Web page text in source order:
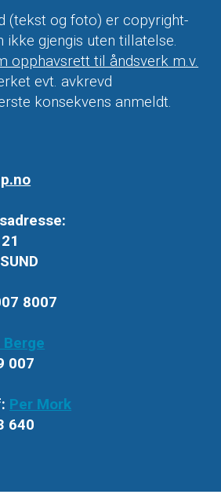
(tekst og foto) er copyright-
ikke gjengis uten tillatelse.
opphavsrett til åndsverk m.v.
evt. avkrevd
konsekvens anmeldt.
8007
007
Per Mork
640